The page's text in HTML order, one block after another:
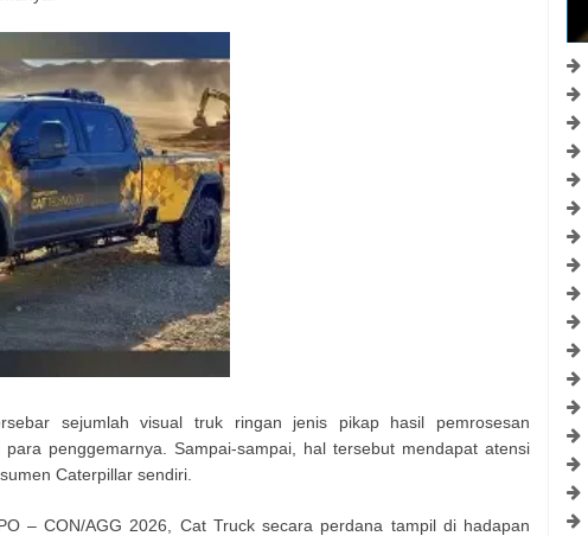
sejumlah visual truk ringan jenis pikap hasil pemrosesan
penggemarnya. Sampai-sampai, hal tersebut mendapat atensi
Caterpillar sendiri.
– CON/AGG 2026, Cat Truck secara perdana tampil di hadapan